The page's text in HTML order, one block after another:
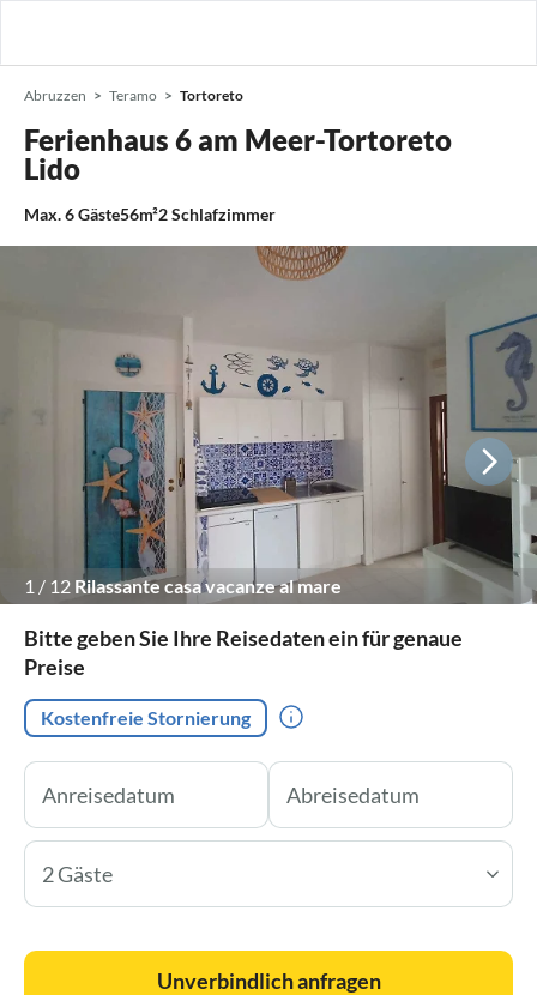
Abruzzen Teramo Tortoreto
Ferienhaus 6 am Meer-Tortoreto
Lido
Max.6Gäste56m²2Schlafzimmer
1 / 12 Rilassante casa vacanze al mare
Bitte geben Sie Ihre Reisedaten ein für genaue
Preise
Kostenfreie Stornierung
2 Gäste
Unverbindlich anfragen